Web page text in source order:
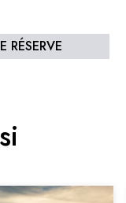
RÉSERVE